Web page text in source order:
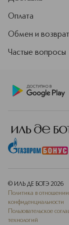
Оплата
Обмен и возврат
Частые вопросы
© ИЛЬ ДЕ БОТЭ 2026
Политика в
конфиденциальности
Пользовательское
технологий